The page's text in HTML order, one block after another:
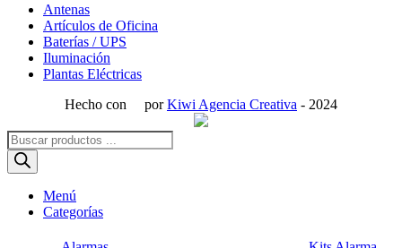
Antenas
Artículos de Oficina
Baterías / UPS
Iluminación
Plantas Eléctricas
Hecho con
porKiwi Agencia Creativa - 2024
Búsqueda
de
productos
Menú
Categorías